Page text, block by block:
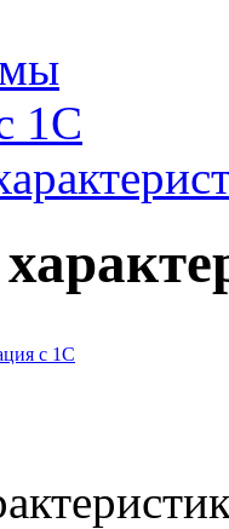
1С
с 1С